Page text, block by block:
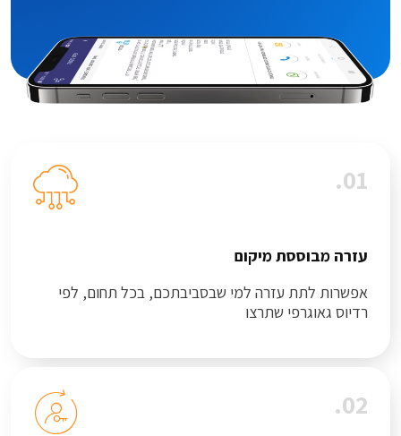
01.
עזרה מבוססת מיקום
אפשרות לתת עזרה למי שבסביבתכם, בכל תחום, לפי
רדיוס גאוגרפי שתרצו
02.